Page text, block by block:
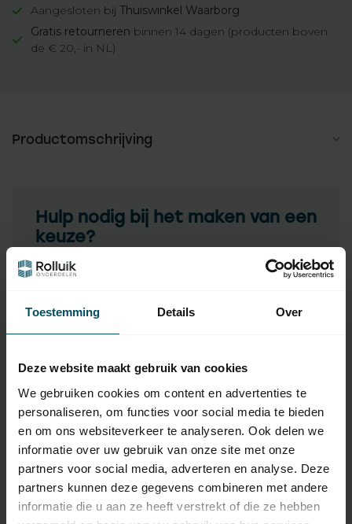
Toestemming Details Over
Deze website maakt gebruik van cookies
We gebruiken cookies om content en advertenties te
personaliseren, om functies voor social media te bieden
en om ons websiteverkeer te analyseren. Ook delen we
informatie over uw gebruik van onze site met onze
partners voor social media, adverteren en analyse. Deze
partners kunnen deze gegevens combineren met andere
informatie die u aan ze heeft verstrekt of die ze hebben
Aangesloten bij Thuiswinkel Waarborg
Gratis retourneren binnen 14 dagen (producten boven
de € 20,- in NL)
Productomschrijving
Hulp nodig bij het maken van een
keuze?
Neem contact op met een van onze medewerkers
Gerelateerde producten
HÖRMANN
Hörmann Bovenrolhouder
serie 20 met loopwiel 33,95
HUISMERK
Huismerk Deurparker 6,3x25
mm 0,25